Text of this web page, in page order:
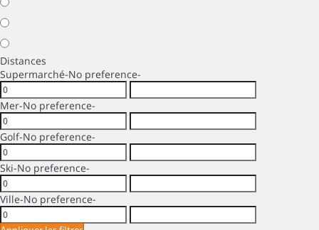
Distances
Supermarché-No preference-
Mer-No preference-
Golf-No preference-
Ski-No preference-
Ville-No preference-